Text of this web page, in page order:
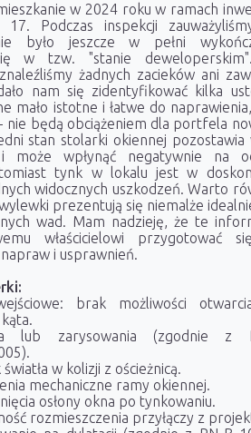
w 2024 roku w ramach
Podczas inspekcji
było jeszcze w pełni
w tzw. "stanie
żadnych zacieków ani
nam się zidentyfikować kilka
mało istotne i łatwe do
nie będą obciążeniem dla portfela
stan stolarki okiennej pozostawia
może wpłynąć negatywnie na
tynk w lokalu jest w
widocznych uszkodzeń. Warto
prezentują się niemalże
wad. Mam nadzieję, że te
właścicielowi przygotować
i usprawnień.
brak możliwości
lub zarysowania (zgodnie z
światła w kolizji z ościeżnicą.
mechaniczne ramy okiennej.
osłony okna po tynkowaniu.
rozmieszczenia przyłączy z